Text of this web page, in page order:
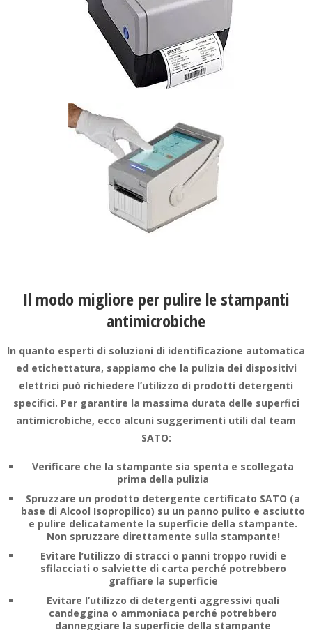
Il modo migliore per pulire le stampanti
antimicrobiche
In quanto esperti di soluzioni di identificazione automatica
ed etichettatura, sappiamo che la pulizia dei dispositivi
elettrici può richiedere l’utilizzo di prodotti detergenti
specifici. Per garantire la massima durata delle superfici
antimicrobiche, ecco alcuni suggerimenti utili dal team
SATO:
Verificare che la stampante sia spenta e scollegata
prima della pulizia
Spruzzare un prodotto detergente certificato SATO (a
base di Alcool Isopropilico) su un panno pulito e asciutto
e pulire delicatamente la superficie della stampante.
Non spruzzare direttamente sulla stampante!
Evitare l’utilizzo di stracci o panni troppo ruvidi e
sfilacciati o salviette di carta perché potrebbero
graffiare la superficie
Evitare l’utilizzo di detergenti aggressivi quali
candeggina o ammoniaca perché potrebbero
danneggiare la superficie della stampante